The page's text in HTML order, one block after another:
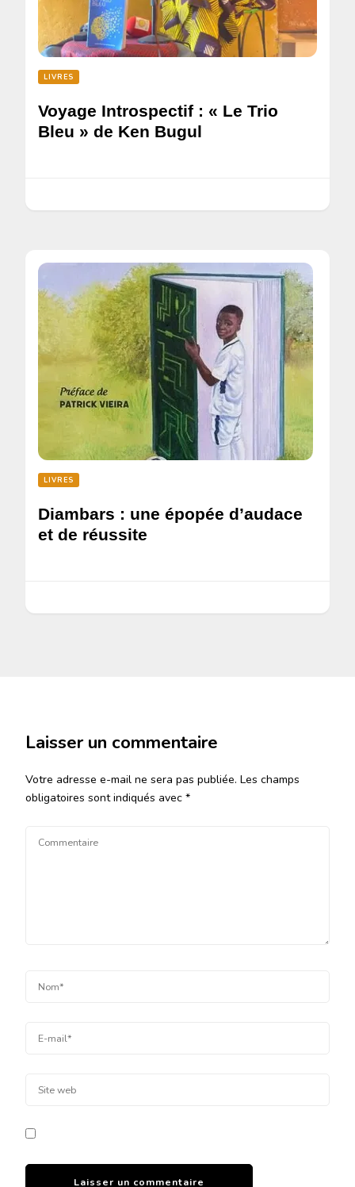
LIVRES
Voyage Introspectif : « Le Trio
Bleu » de Ken Bugul
LIVRES
Diambars : une épopée d’audace
et de réussite
Laisser un commentaire
Votre adresse e-mail ne sera pas publiée. Les champs
obligatoires sont indiqués avec *